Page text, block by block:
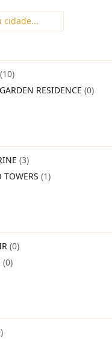
(10)
RESIDENCE (0)
(3)
TOWERS (1)
(0)
(0)